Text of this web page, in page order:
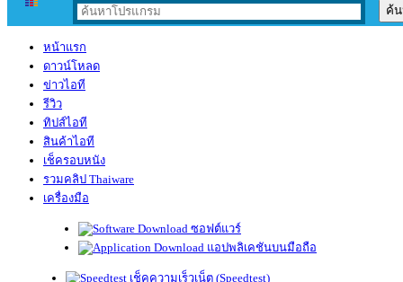
หน้าแรก
ดาวน์โหลด
ข่าวไอที
รีวิว
ทิปส์ไอที
สินค้าไอที
เช็ครอบหนัง
รวมคลิป Thaiware
เครื่องมือ
ซอฟต์แวร์
แอปพลิเคชันบนมือถือ
เช็คความเร็วเน็ต (Speedtest)